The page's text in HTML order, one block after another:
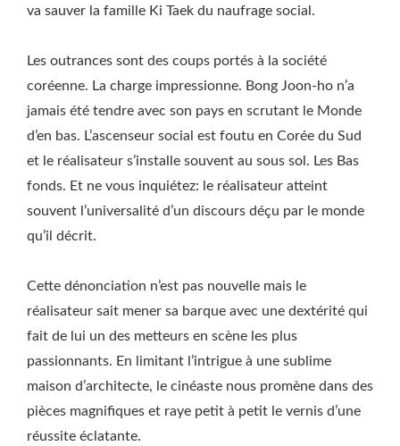
va sauver la famille Ki Taek du naufrage social.
Les outrances sont des coups portés à la société
coréenne. La charge impressionne. Bong Joon-ho n’a
jamais été tendre avec son pays en scrutant le Monde
d’en bas. L’ascenseur social est foutu en Corée du Sud
et le réalisateur s’installe souvent au sous sol. Les Bas
fonds. Et ne vous inquiétez: le réalisateur atteint
souvent l’universalité d’un discours déçu par le monde
qu’il décrit.
Cette dénonciation n’est pas nouvelle mais le
réalisateur sait mener sa barque avec une dextérité qui
fait de lui un des metteurs en scène les plus
passionnants. En limitant l’intrigue à une sublime
maison d’architecte, le cinéaste nous promène dans des
pièces magnifiques et raye petit à petit le vernis d’une
réussite éclatante.